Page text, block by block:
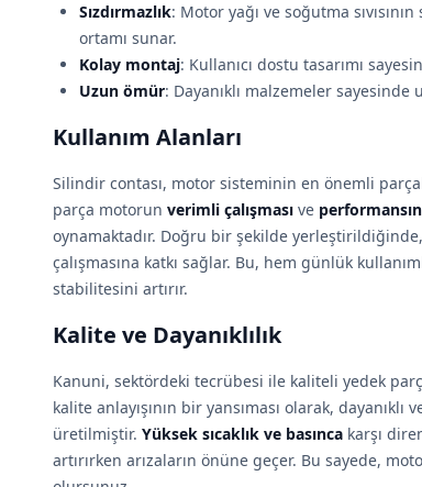
Sızdırmazlık: Motor yağı ve soğutma
ortamı sunar.
Kolay montaj: Kullanıcı dostu tasarımı
Uzun ömür: Dayanıklı malzemeler
Kullanım Alanları
Silindir contası, motor sisteminin en önemli
parça motorun verimli çalışması ve
oynamaktadır. Doğru bir şekilde
çalışmasına katkı sağlar. Bu, hem günlük
stabilitesini artırır.
Kalite ve Dayanıklılık
Kanuni, sektördeki tecrübesi ile kaliteli yedek
kalite anlayışının bir yansıması olarak,
üretilmiştir. Yüksek sıcaklık ve basınca karşı
artırırken arızaların önüne geçer. Bu sayede,